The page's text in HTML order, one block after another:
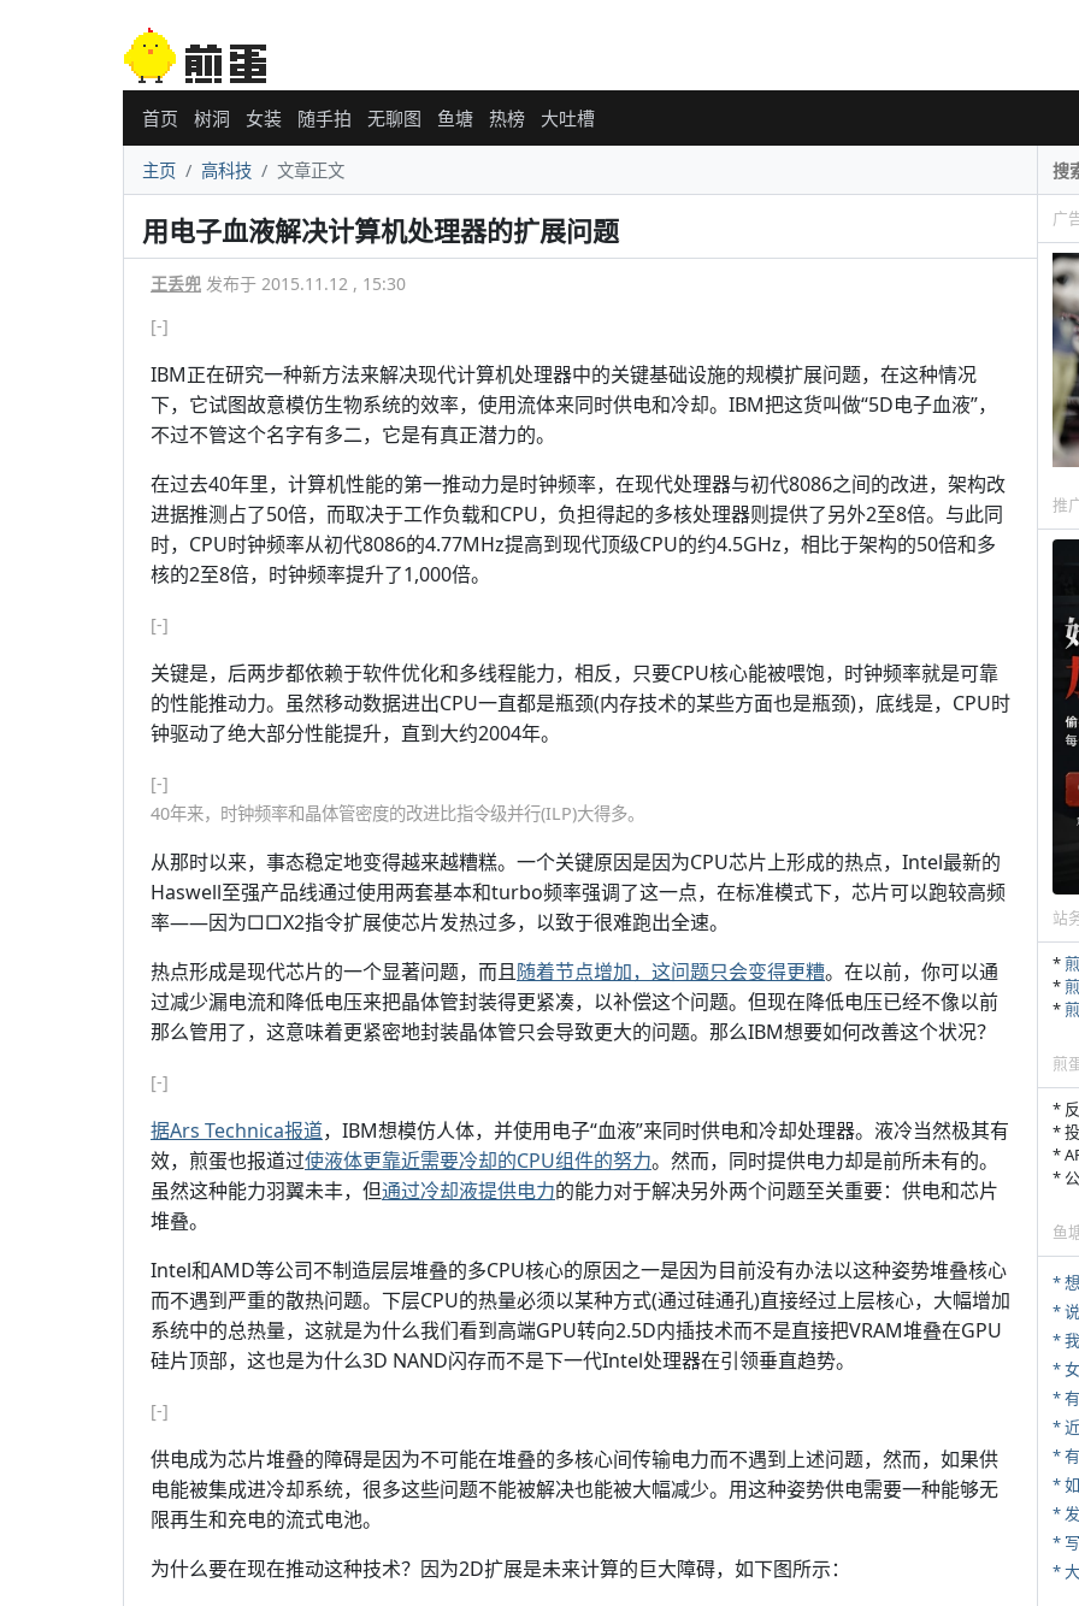
首页 树洞 女装 随手拍 无聊图 鱼塘 热榜 大吐槽
主页 高科技 文章正文
用电子血液解决计算机处理器的扩展问题
王丢兜 发布于 2015.11.12 , 15:30
[-]
IBM正在研究一种新方法来解决现代计算机处理器中的关键基础设施的规模扩展问题，在这种情况
下，它试图故意模仿生物系统的效率，使用流体来同时供电和冷却。IBM把这货叫做“5D电子血液”，
不过不管这个名字有多二，它是有真正潜力的。
在过去40年里，计算机性能的第一推动力是时钟频率，在现代处理器与初代8086之间的改进，架构改
进据推测占了50倍，而取决于工作负载和CPU，负担得起的多核处理器则提供了另外2至8倍。与此同
时，CPU时钟频率从初代8086的4.77MHz提高到现代顶级CPU的约4.5GHz，相比于架构的50倍和多
核的2至8倍，时钟频率提升了1,000倍。
[-]
关键是，后两步都依赖于软件优化和多线程能力，相反，只要CPU核心能被喂饱，时钟频率就是可靠
的性能推动力。虽然移动数据进出CPU一直都是瓶颈(内存技术的某些方面也是瓶颈)，底线是，CPU时
钟驱动了绝大部分性能提升，直到大约2004年。
[-]
40年来，时钟频率和晶体管密度的改进比指令级并行(ILP)大得多。
从那时以来，事态稳定地变得越来越糟糕。一个关键原因是因为CPU芯片上形成的热点，Intel最新的
Haswell至强产品线通过使用两套基本和turbo频率强调了这一点，在标准模式下，芯片可以跑较高频
率——因为□□X2指令扩展使芯片发热过多，以致于很难跑出全速。
热点形成是现代芯片的一个显著问题，而且随着节点增加，这问题只会变得更糟。在以前，你可以通
过减少漏电流和降低电压来把晶体管封装得更紧凑，以补偿这个问题。但现在降低电压已经不像以前
那么管用了，这意味着更紧密地封装晶体管只会导致更大的问题。那么IBM想要如何改善这个状况？
[-]
据Ars Technica报道，IBM想模仿人体，并使用电子“血液”来同时供电和冷却处理器。液冷当然极其有
效，煎蛋也报道过使液体更靠近需要冷却的CPU组件的努力。然而，同时提供电力却是前所未有的。
虽然这种能力羽翼未丰，但通过冷却液提供电力的能力对于解决另外两个问题至关重要：供电和芯片
堆叠。
Intel和AMD等公司不制造层层堆叠的多CPU核心的原因之一是因为目前没有办法以这种姿势堆叠核心
而不遇到严重的散热问题。下层CPU的热量必须以某种方式(通过硅通孔)直接经过上层核心，大幅增加
系统中的总热量，这就是为什么我们看到高端GPU转向2.5D内插技术而不是直接把VRAM堆叠在GPU
硅片顶部，这也是为什么3D NAND闪存而不是下一代Intel处理器在引领垂直趋势。
[-]
供电成为芯片堆叠的障碍是因为不可能在堆叠的多核心间传输电力而不遇到上述问题，然而，如果供
电能被集成进冷却系统，很多这些问题不能被解决也能被大幅减少。用这种姿势供电需要一种能够无
限再生和充电的流式电池。
为什么要在现在推动这种技术？因为2D扩展是未来计算的巨大障碍，如下图所示：
广
推
站
*
*
*
煎
*
*
*
*
鱼
*
*
*
*
*
*
*
*
*